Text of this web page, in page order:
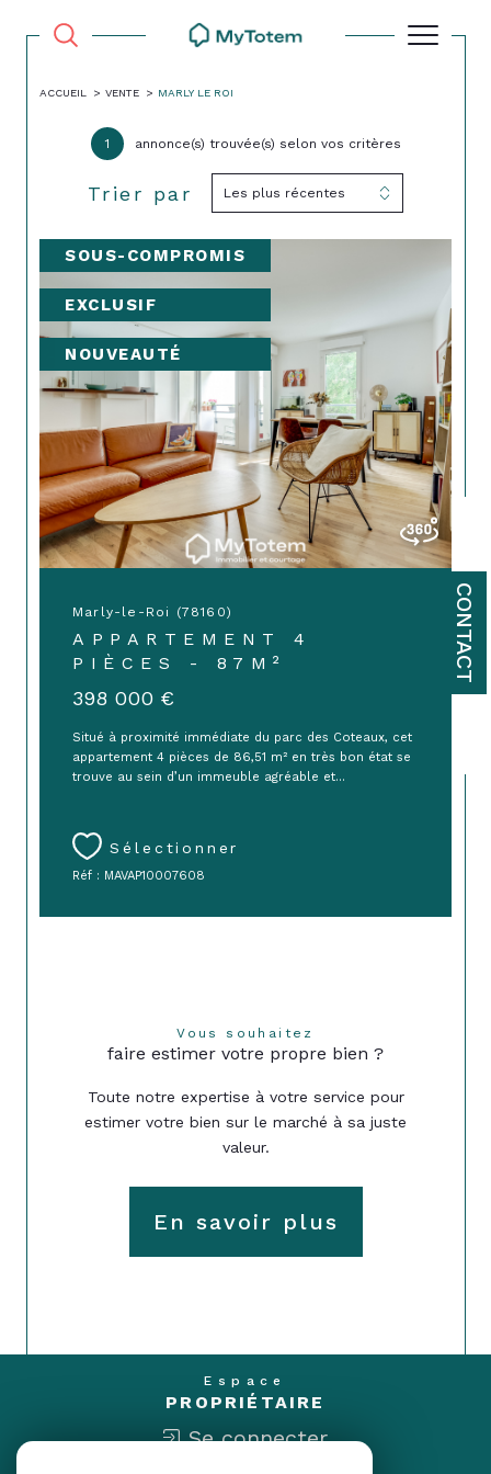
CONTACT
ACCUEIL VENTE MARLY LE ROI
1 annonce(s) trouvée(s) selon vos critères
Trier par Les plus récentes
Marly-le-Roi (78160)
APPARTEMENT 4
PIÈCES - 87M²
398 000 €
Situé à proximité immédiate du parc des Coteaux, cet
appartement 4 pièces de 86,51 m² en très bon état se
trouve au sein d’un immeuble agréable et...
Sélectionner
Réf : MAVAP10007608
SOUS-COMPROMIS
EXCLUSIF
NOUVEAUTÉ
Vous souhaitez
faire estimer votre propre bien ?
Toute notre expertise à votre service pour
estimer votre bien sur le marché à sa juste
valeur.
En savoir plus
Espace
PROPRIÉTAIRE
Se connecter